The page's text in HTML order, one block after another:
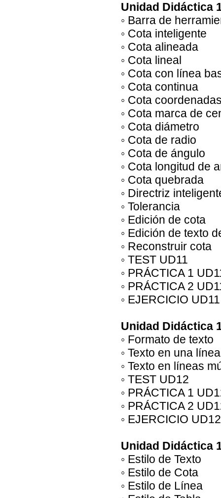
Unidad Didáctica
◦ Barra de
◦ Cota inteligente
◦ Cota alineada
◦ Cota lineal
◦ Cota con línea
◦ Cota continua
◦ Cota
◦ Cota marca de
◦ Cota diámetro
◦ Cota de radio
◦ Cota de ángulo
◦ Cota longitud de
◦ Cota quebrada
◦ Directriz
◦ Tolerancia
◦ Edición de cota
◦ Edición de texto
◦ Reconstruir cota
◦ TEST UD11
◦ PRÁCTICA 1
◦ PRÁCTICA 2
◦ EJERCICIO
Unidad Didáctica
◦ Formato de texto
◦ Texto en una línea
◦ Texto en líneas
◦ TEST UD12
◦ PRÁCTICA 1
◦ PRÁCTICA 2
◦ EJERCICIO
Unidad Didáctica
◦ Estilo de Texto
◦ Estilo de Cota
◦ Estilo de Línea